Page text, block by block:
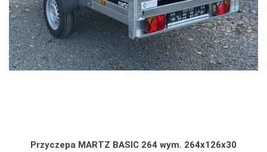
Przyczepa MARTZ BASIC 264 wym. 264x126x30